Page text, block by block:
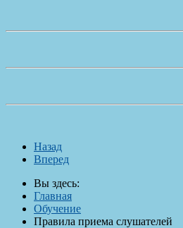
Назад
Вперед
Вы здесь:
Главная
Обучение
Правила приема слушателей